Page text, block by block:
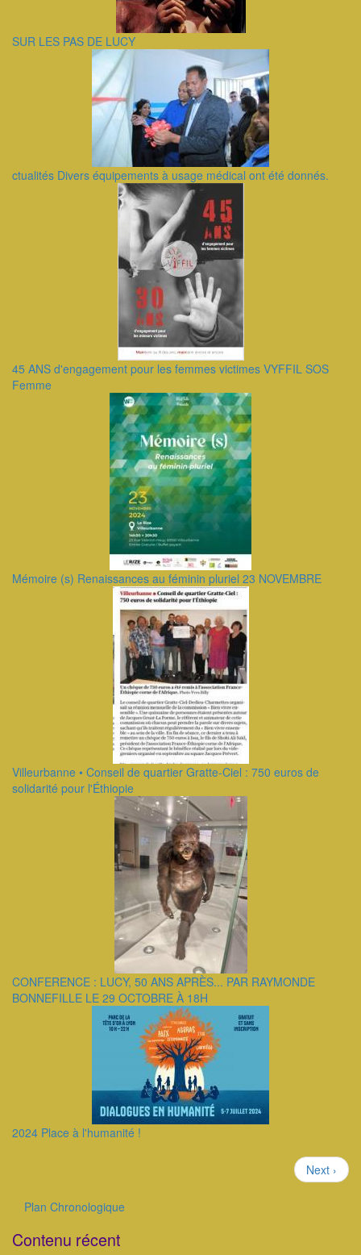
SUR LES PAS DE LUCY
ctualités Divers équipements à usage médical ont été donnés.
45 ANS d'engagement pour les femmes victimes VYFFIL SOS
Femme
Mémoire (s) Renaissances au féminin pluriel 23 NOVEMBRE
Villeurbanne • Conseil de quartier Gratte-Ciel : 750 euros de
solidarité pour l'Éthiopie
CONFERENCE : LUCY, 50 ANS APRÈS... PAR RAYMONDE
BONNEFILLE LE 29 OCTOBRE À 18H
2024 Place à l'humanité !
Page
suivante
Next ›
Plan Chronologique
Contenu récent